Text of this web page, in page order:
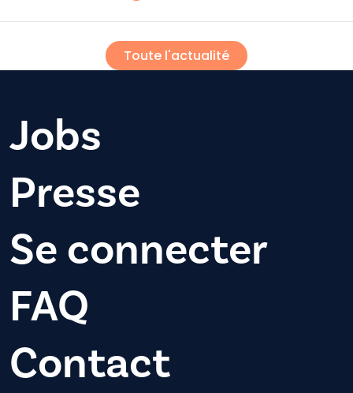
Toute l'actualité
Jobs
Presse
Se connecter
FAQ
Contact